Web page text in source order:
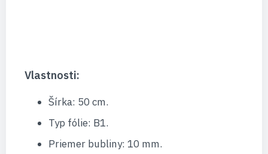
Vlastnosti:
Šírka: 50 cm.
Typ fólie: B1.
Priemer bubliny: 10 mm.